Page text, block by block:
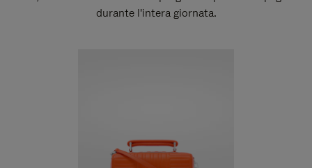
durante l'intera giornata.